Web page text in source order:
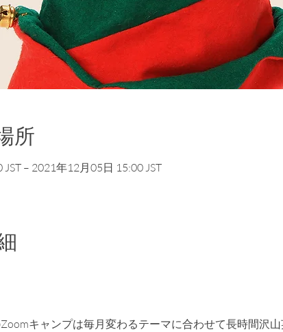
所
– 2021年12月05日 15:00 JST
キャンプは毎月変わるテーマに合わせて長時間沢